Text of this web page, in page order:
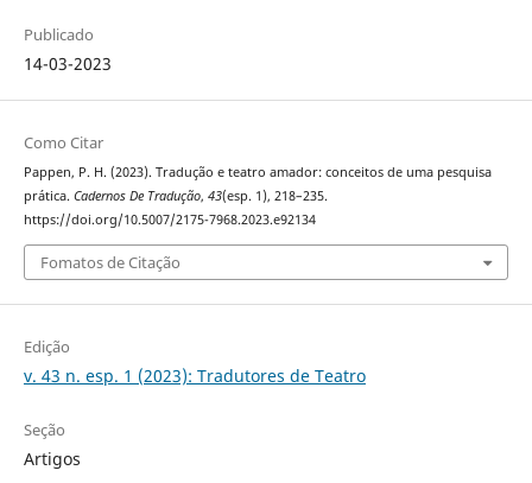
Publicado
14-03-2023
Como Citar
Pappen, P. H. (2023). Tradução e teatro amador: conceitos de uma pesquisa
prática. Cadernos De Tradução, 43(esp. 1), 218–235.
https://doi.org/10.5007/2175-7968.2023.e92134
Fomatos de Citação
Edição
v. 43 n. esp. 1 (2023): Tradutores de Teatro
Seção
Artigos